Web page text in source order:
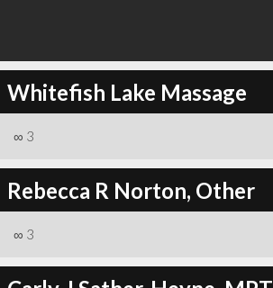
Whitefish Lake Massage
∞ 3
Rebecca R Norton, Other
∞ 3